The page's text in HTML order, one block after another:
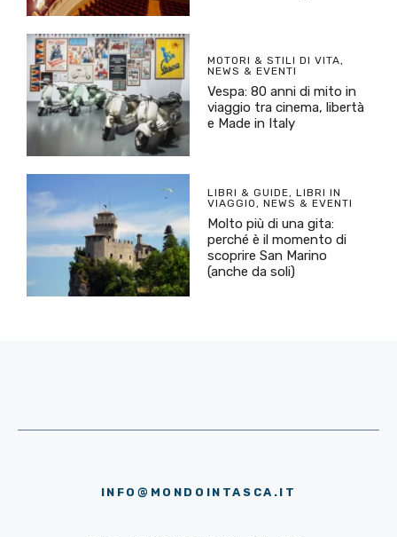
MOTORI & STILI DI VITA,
NEWS & EVENTI
Vespa: 80 anni di mito in
viaggio tra cinema, libertà
e Made in Italy
LIBRI & GUIDE, LIBRI IN
VIAGGIO, NEWS & EVENTI
Molto più di una gita:
perché è il momento di
scoprire San Marino
(anche da soli)
INFO@MONDOINTASCA.IT